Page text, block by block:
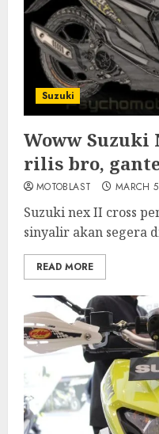
Suzuki
Woww Suzuki
rilis bro,
MOTOBLAST MARCH
Suzuki nex II cross
sinyalir akan segera
READ MORE